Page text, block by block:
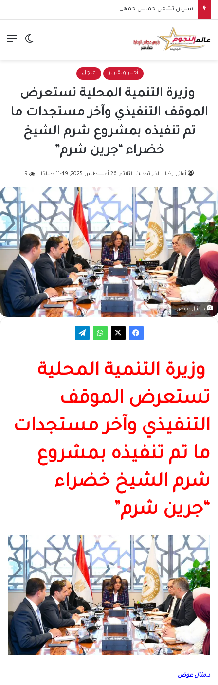
الوضع
أخبار وتقارير عاجل
وزيرة التنمية المحلية تستعرض
الموقف التنفيذي وآخر مستجدات ما
تم تنفيذه بمشروع شرم الشيخ
خضراء “جرين شرم”
أماني رضا اخر تحديث الثلاثاء, 26 أغسطس 2025, 11:49 صباحًا 9
د.منال عوض
وزيرة التنمية المحلية
تستعرض الموقف
التنفيذي وآخر مستجدات
ما تم تنفيذه بمشروع
شرم الشيخ خضراء
“جرين شرم”
د.منال عوض